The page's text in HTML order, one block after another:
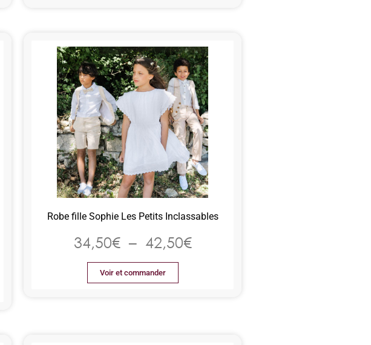
Robe fille Sophie Les Petits Inclassables
34,50€ – 42,50€
Voir et commander